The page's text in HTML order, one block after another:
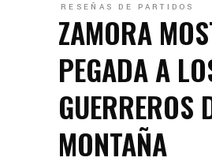
RESEÑAS DE PARTIDOS
ZAMORA
PEGADA A
GUERREROS
MONTAÑA